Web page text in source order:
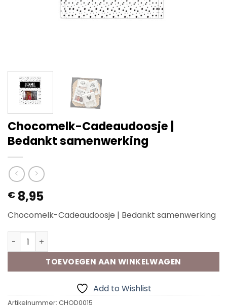
Chocomelk-Cadeaudoosje |
Bedankt samenwerking
€ 8,95
Chocomelk-Cadeaudoosje | Bedankt samenwerking
Chocomelk-Cadeaudoosje | Bedankt samenwerking
TOEVOEGEN AAN WINKELWAGEN
Add to Wishlist
Artikelnummer: CHOD0015